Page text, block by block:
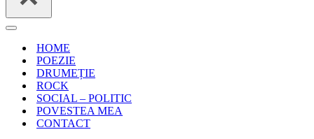
Meniu
navigareHOME
POEZIE
DRUMEȚIE
ROCK
SOCIAL – POLITIC
POVESTEA MEA
CONTACT